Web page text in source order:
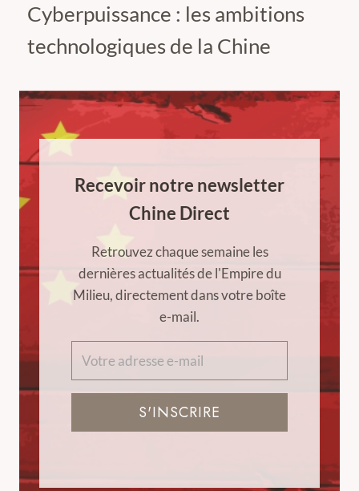
Cyberpuissance : les ambitions
technologiques de la Chine
Recevoir notre newsletter
Chine Direct
Retrouvez chaque semaine les
dernières actualités de l'Empire du
Milieu, directement dans votre boîte
e-mail.
S'INSCRIRE